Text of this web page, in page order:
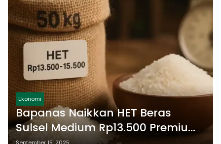
Ekonomi
Bapanas Naikkan HET Beras
Sulsel Medium Rp13.500 Premium